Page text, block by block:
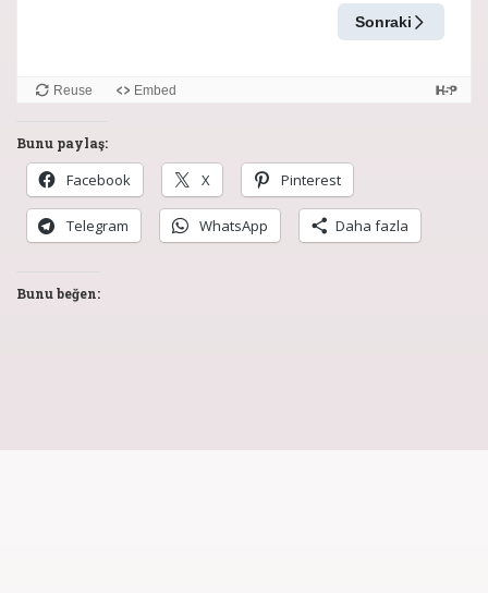
Bunu paylaş:
Facebook X Pinterest
Telegram WhatsApp Daha fazla
Bunu beğen: